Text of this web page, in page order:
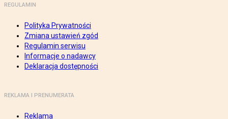
REGULAMIN
Polityka Prywatności
Zmiana ustawień zgód
Regulamin serwisu
Informacje o nadawcy
Deklaracja dostępności
REKLAMA I PRENUMERATA
Reklama